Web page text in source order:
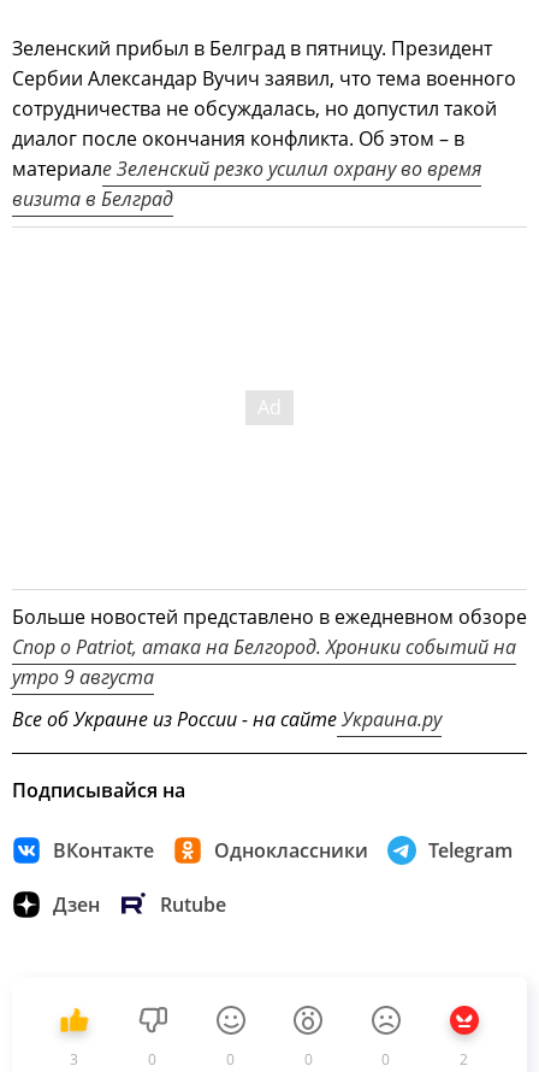
Зеленский прибыл в Белград в пятницу. Президент
Сербии Александар Вучич заявил, что тема военного
сотрудничества не обсуждалась, но допустил такой
диалог после окончания конфликта. Об этом – в
материале Зеленский резко усилил охрану во время
визита в Белград
Больше новостей представлено в ежедневном обзоре
Спор о Patriot, атака на Белгород. Хроники событий на
утро 9 августа
Все об Украине из России - на сайтеУкраина.ру
Подписывайся на
ВКонтакте Одноклассники Telegram
Дзен Rutube
3 0 0 0 0 2